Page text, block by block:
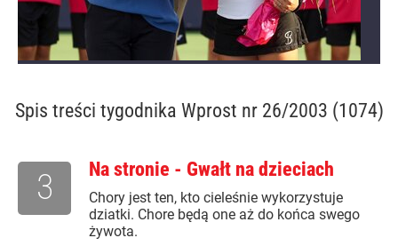
Spis treści tygodnika Wprost nr 26/2003 (1074)
Na stronie - Gwałt na dzieciach
Chory jest ten, kto cieleśnie wykorzystuje
dziatki. Chore będą one aż do końca swego
żywota.
3